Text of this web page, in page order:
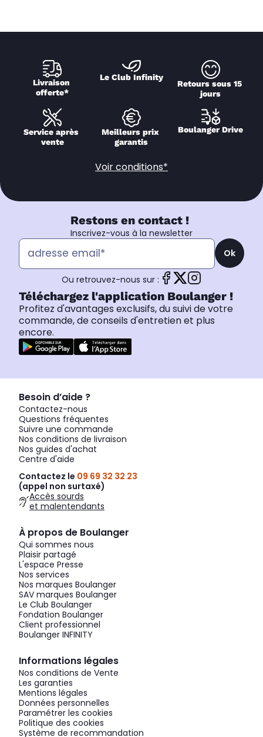
Livraison
offerte*
Le Club Infinity
Retours sous 15
jours
Service après
vente
Meilleurs prix
garantis
Boulanger Drive
Voir conditions*
Restons en contact !
Inscrivez-vous à la newsletter
Ok
Ou retrouvez-nous sur :
Téléchargez l'application Boulanger !
Profitez d'avantages exclusifs, du suivi de votre
commande, de conseils d'entretien et plus
encore.
Besoin d’aide ?
Contactez-nous
Questions fréquentes
Suivre une commande
Nos conditions de livraison
Nos guides d'achat
Centre d'aide
Contactez le 09 69 32 32 23
(appel non surtaxé)
Accès sourds
et malentendants
À propos de Boulanger
Qui sommes nous
Plaisir partagé
L'espace Presse
Nos services
Nos marques Boulanger
SAV marques Boulanger
Le Club Boulanger
Fondation Boulanger
Client professionnel
Boulanger INFINITY
Informations légales
Nos conditions de Vente
Les garanties
Mentions légales
Données personnelles
Paramétrer les cookies
Politique des cookies
Système de recommandation